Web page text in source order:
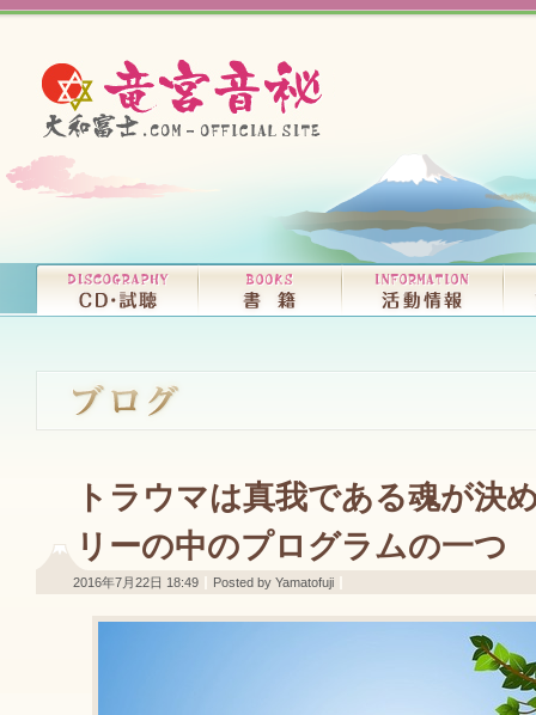
トラウマは真我である魂が決
リーの中のプログラムの一つ
2016年7月22日 18:49 Posted by Yamatofuji